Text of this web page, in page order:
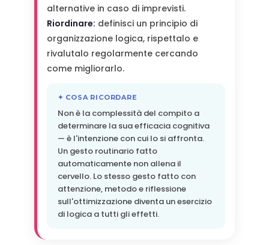
alternative in caso di imprevisti.
Riordinare: definisci un principio di
organizzazione logica, rispettalo e
rivalutalo regolarmente cercando
come migliorarlo.
✦ COSA RICORDARE
Non è la complessità del compito a
determinare la sua efficacia cognitiva
— è l'intenzione con cui lo si affronta.
Un gesto routinario fatto
automaticamente non allena il
cervello. Lo stesso gesto fatto con
attenzione, metodo e riflessione
sull'ottimizzazione diventa un esercizio
di logica a tutti gli effetti.